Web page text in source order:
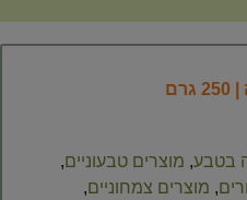
בטבע, מוצרים טבעוניים,
, מוצרים צמחוניים,